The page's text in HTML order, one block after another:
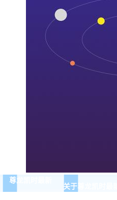
尊龙凯时最新
关于尊龙凯时最新